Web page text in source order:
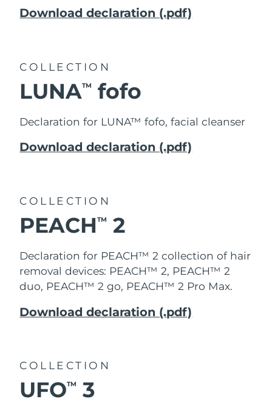
Download declaration (.pdf)
COLLECTION
LUNATM fofo
Declaration for LUNA™ fofo, facial cleanser
Download declaration (.pdf)
COLLECTION
PEACHTM 2
Declaration for PEACH™ 2 collection of hair
removal devices: PEACH™ 2, PEACH™ 2
duo, PEACH™ 2 go, PEACH™ 2 Pro Max.
Download declaration (.pdf)
COLLECTION
UFOTM 3